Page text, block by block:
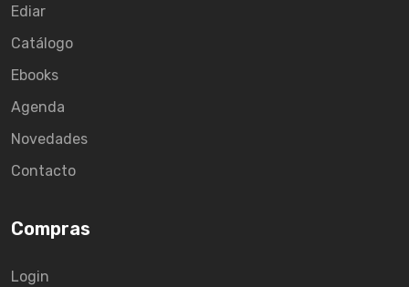
Ediar
Catálogo
Ebooks
Agenda
Novedades
Contacto
Compras
Login